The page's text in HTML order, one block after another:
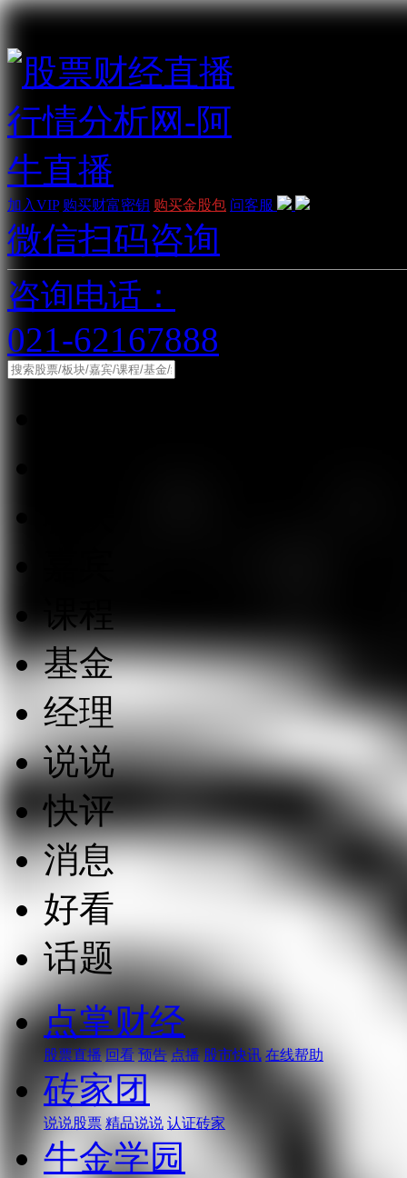
加入VIP 购买财富密钥 购买金股包 问客服
微信扫码咨询
咨询电话：
021-62167888
课程
基金
经理
说说
快评
消息
好看
话题
点掌财经
股票直播 回看 预告 点播 股市快讯 在线帮助
砖家团
说说股票 精品说说 认证砖家
牛金学园